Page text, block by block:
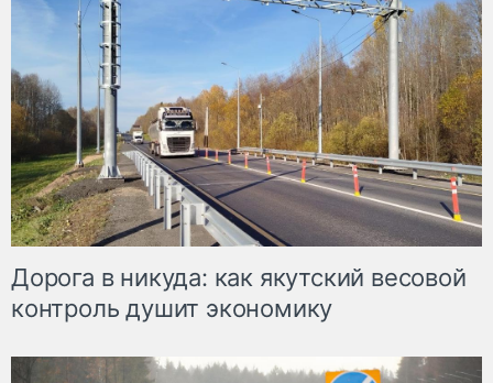
Дорога в никуда: как якутский весовой
контроль душит экономику